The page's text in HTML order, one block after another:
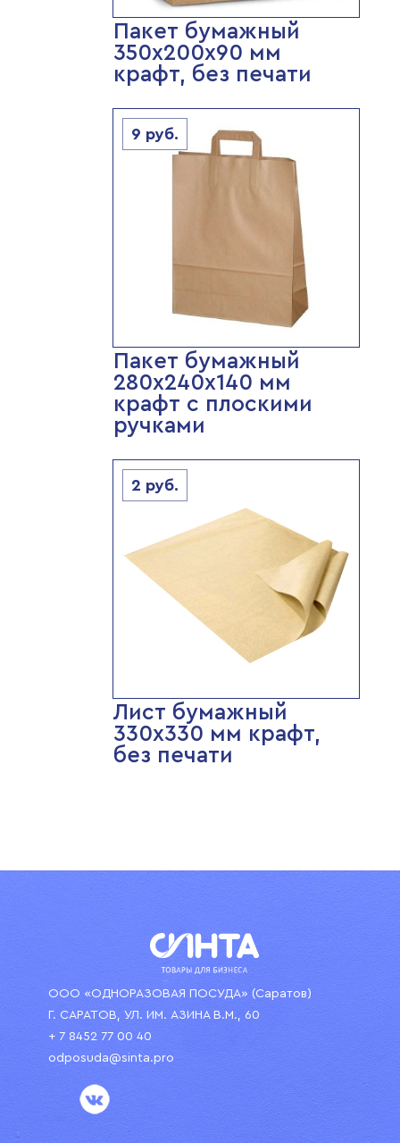
Пакет бумажный
350х200х90 мм
крафт, без печати
9 руб.
Пакет бумажный
280х240х140 мм
крафт с плоскими
ручками
2 руб.
Лист бумажный
330х330 мм крафт,
без печати
ООО «ОДНОРАЗОВАЯ ПОСУДА» (Саратов)
Г. САРАТОВ, УЛ. ИМ. АЗИНА В.М., 60
+ 7 8452 77 00 40
odposuda@sinta.pro